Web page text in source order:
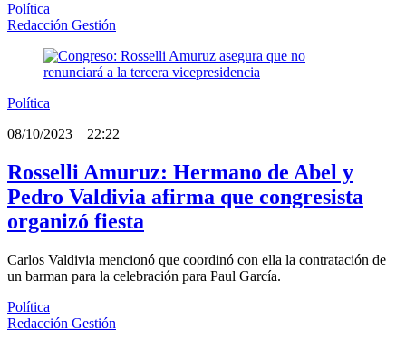
Política
Redacción Gestión
Política
08/10/2023
22:22
Rosselli Amuruz: Hermano de Abel y
Pedro Valdivia afirma que congresista
organizó fiesta
Carlos Valdivia mencionó que coordinó con ella la contratación de
un barman para la celebración para Paul García.
Política
Redacción Gestión